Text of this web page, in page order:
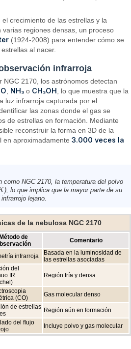
crecimiento de las estrellas y la
regiones densas, un proceso
(1924-2008) para entender cómo se
al nacer.
infrarroja
NGC 2170, los astrónomos detectan
NH₃ o CH₃OH , lo que muestra que la
luz infrarroja capturada por el
las zonas donde el gas se
de estrellas en formación. Mediante
reconstruir la forma en 3D de la
en aproximadamente3.000 veces la
como NGC 2170, la temperatura del polvo
), lo que implica que la mayor parte de su
lejano.
de la nebulosa NGC 2170
de
Comentario
infrarroja
Basada en la luminosidad de
las estrellas asociadas
del
IR
Región fría y densa
(CO)
Gas molecular denso
de estrellas Región aún en formación
del flujo
Incluye polvo y gas molecular